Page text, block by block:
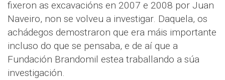
fixeron as excavacións en 2007 e 2008 por Juan
Naveiro, non se volveu a investigar. Daquela, os
achádegos demostraron que era máis importante
incluso do que se pensaba, e de aí que a
Fundación Brandomil estea traballando a súa
investigación.